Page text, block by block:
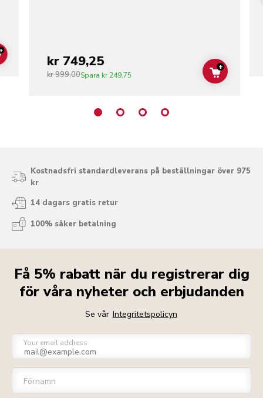
ADD TO CARTkr 749,25
kr 999,00Spara kr 249,75 ADD TO
+
Kostnadsfri standardleverans på beställningar över 975
kr
14 dagars gratis retur
100% säker betalning
Få 5% rabatt när du registrerar dig
för våra nyheter och erbjudanden
Se vår Integritetspolicyn
Your email address
Förnamn